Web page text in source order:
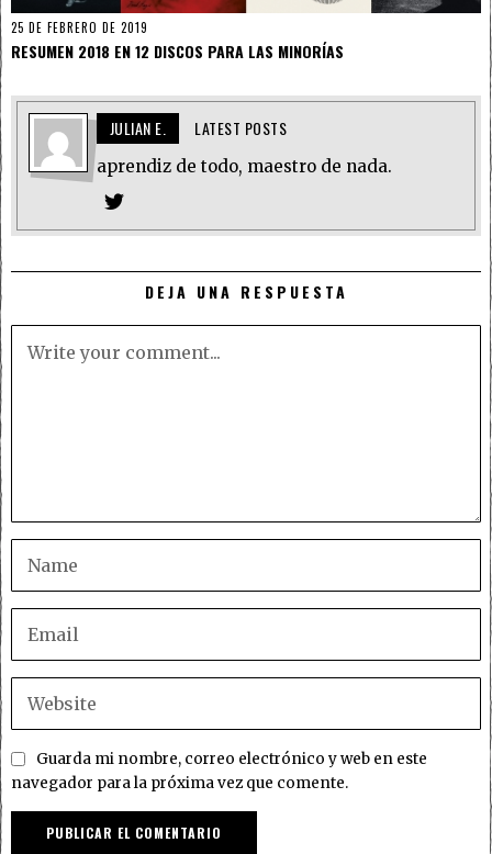
25 DE FEBRERO DE 2019
RESUMEN 2018 EN 12 DISCOS PARA LAS MINORÍAS
JULIAN E. LATEST POSTS
aprendiz de todo, maestro de nada.
DEJA UNA RESPUESTA
Guarda mi nombre, correo electrónico y web en este
navegador para la próxima vez que comente.